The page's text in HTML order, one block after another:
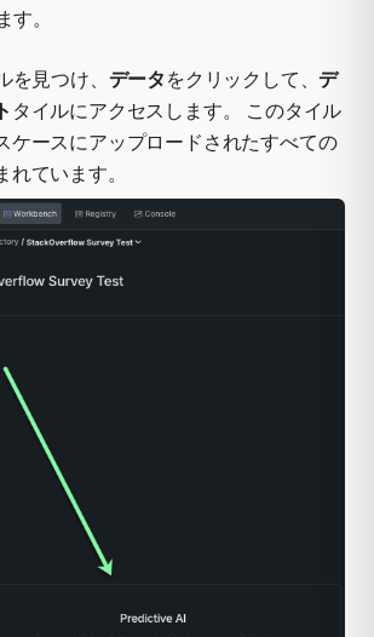
す。
を見つけ、 データ をクリックして、 デ
タイルにアクセスします。 このタイル
ケースにアップロードされたすべての
れています。